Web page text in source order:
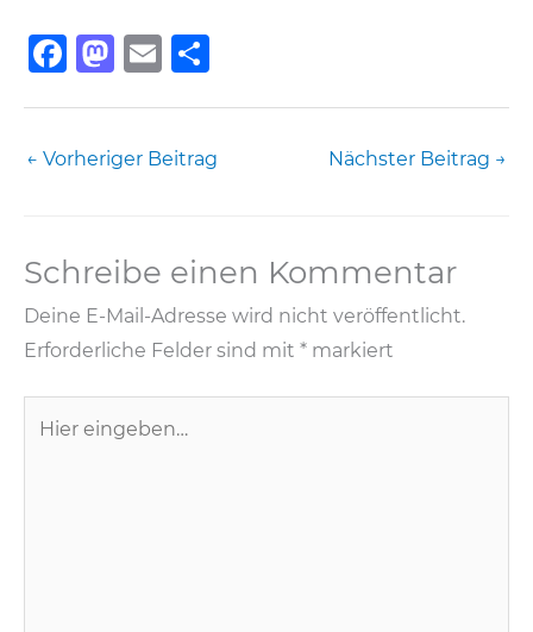
F
e
o
k
M
o
n
E
l
n
← Vorheriger Beitrag Nächster Beitrag →
Schreibe einen Kommentar
Deine E-Mail-Adresse wird nicht veröffentlicht.
Erforderliche Felder sind mit * markiert
eingeben…